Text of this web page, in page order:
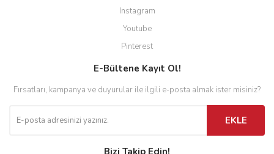
Instagram
Youtube
Pinterest
E-Bültene Kayıt Ol!
Fırsatları, kampanya ve duyurular ile ilgili e-posta almak ister misiniz?
EKLE